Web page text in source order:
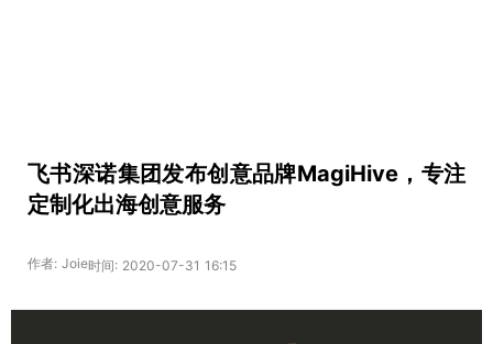
飞书深诺集团发布创意品牌MagiHive，专注
定制化出海创意服务
作者: Joie时间: 2020-07-31 16:15